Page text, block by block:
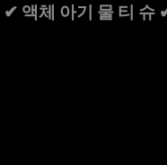
✔ 액체 아기 물 티